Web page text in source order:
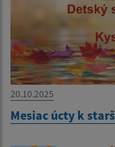
20.10.2025
Mesiac úcty k